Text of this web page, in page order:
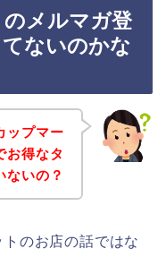
メルマガ登
ないのかな
ップマー
お得なタ
ないの？
のお店の話ではな